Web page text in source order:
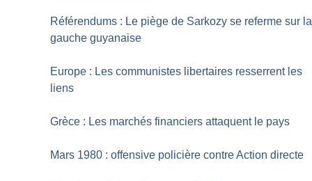
Référendums : Le piège de Sarkozy se referme sur la
gauche guyanaise
Europe : Les communistes libertaires resserrent les
liens
Grèce : Les marchés financiers attaquent le pays
Mars 1980 : offensive policière contre Action directe